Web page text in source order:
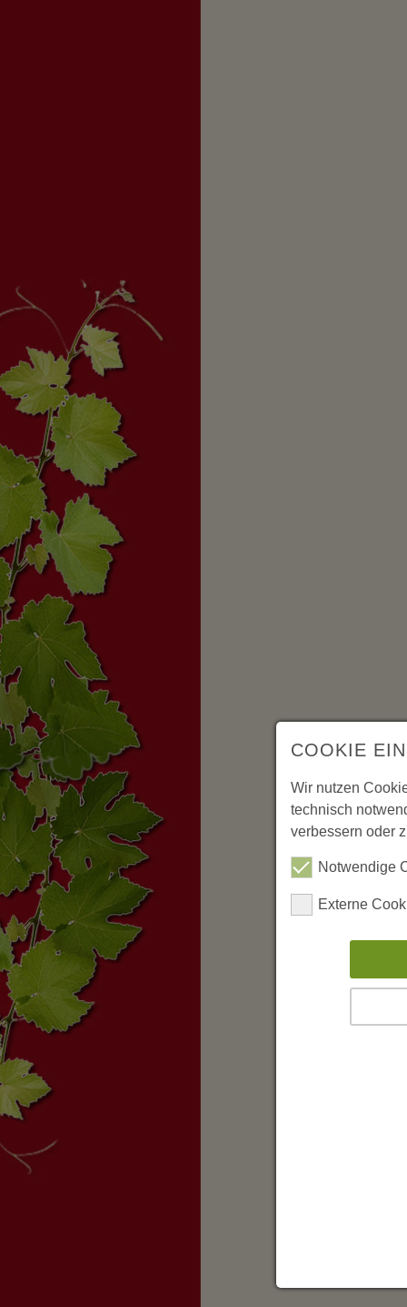
COOKIE
Wir nutzen
technisch
verbessern oder
Notwendige
Externe